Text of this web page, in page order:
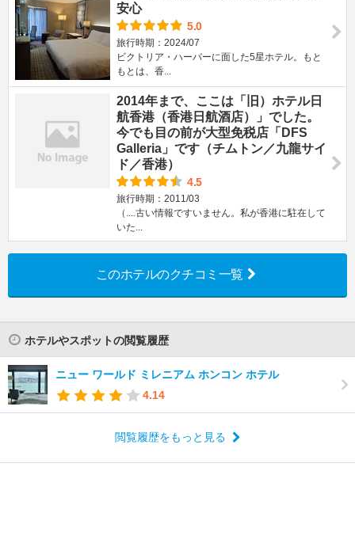
安心
5.0
旅行時期：2024/07
ビクトリア・ハーバーに面した5星ホテル。もと
もとは、香...
2014年まで、ここは「旧）ホテル日
航香港（香港日航酒店）」でした。
今でも目の前が大型免税店「DFS
Galleria」です（チムトン／九龍サイ
ド／香港）
4.5
旅行時期：2011/03
（....古い情報ですいません。私が香港に駐在して
いた...
このホテルのクチコミ一覧
ホテルやスポットの閲覧履歴
ニュー ワールド ミレニアム ホンコン ホテル
4.14
閲覧履歴をもっと見る